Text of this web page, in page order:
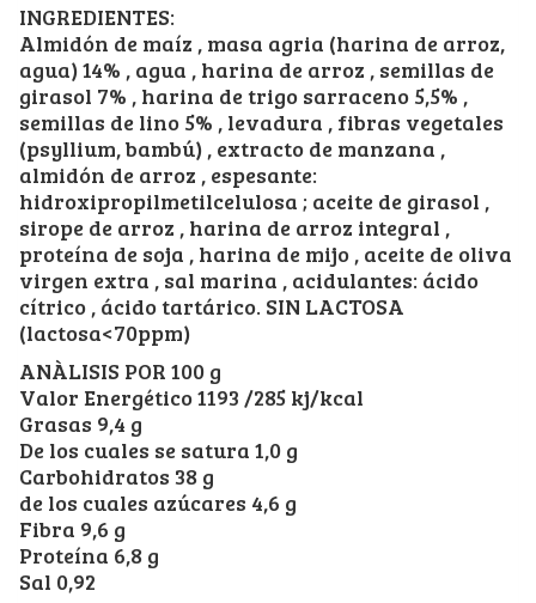
INGREDIENTES:
Almidón de maíz , masa agria (harina de arroz,
agua) 14% , agua , harina de arroz , semillas de
girasol 7% , harina de trigo sarraceno 5,5% ,
semillas de lino 5% , levadura , fibras vegetales
(psyllium, bambú) , extracto de manzana ,
almidón de arroz , espesante:
hidroxipropilmetilcelulosa ; aceite de girasol ,
sirope de arroz , harina de arroz integral ,
proteína de soja , harina de mijo , aceite de oliva
virgen extra , sal marina , acidulantes: ácido
cítrico , ácido tartárico. SIN LACTOSA
(lactosa<70ppm)
ANÀLISIS POR 100 g
Valor Energético 1193 /285 kj/kcal
Grasas 9,4 g
De los cuales se satura 1,0 g
Carbohidratos 38 g
de los cuales azúcares 4,6 g
Fibra 9,6 g
Proteína 6,8 g
Sal 0,92